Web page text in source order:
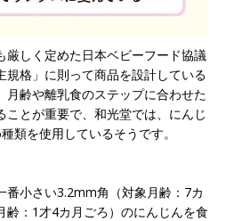
厳しく定めた日本ベビーフード協議
規格」に則って商品を設計している
月齢や離乳食のステップに合わせた
とが重要で、和光堂では、にんじ
類を使用しているそうです。
番小さい3.2mm角（対象月齢：7カ
齢：1才4カ月ごろ）のにんじんを食